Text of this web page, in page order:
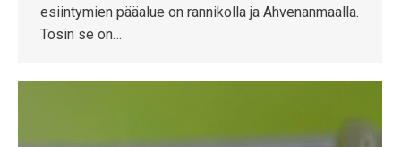
esiintymien pääalue on rannikolla ja Ahvenanmaalla.
Tosin se on…